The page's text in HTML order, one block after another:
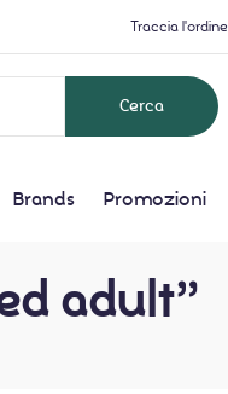
Traccia l'ordine
Brands Promozioni
adult”